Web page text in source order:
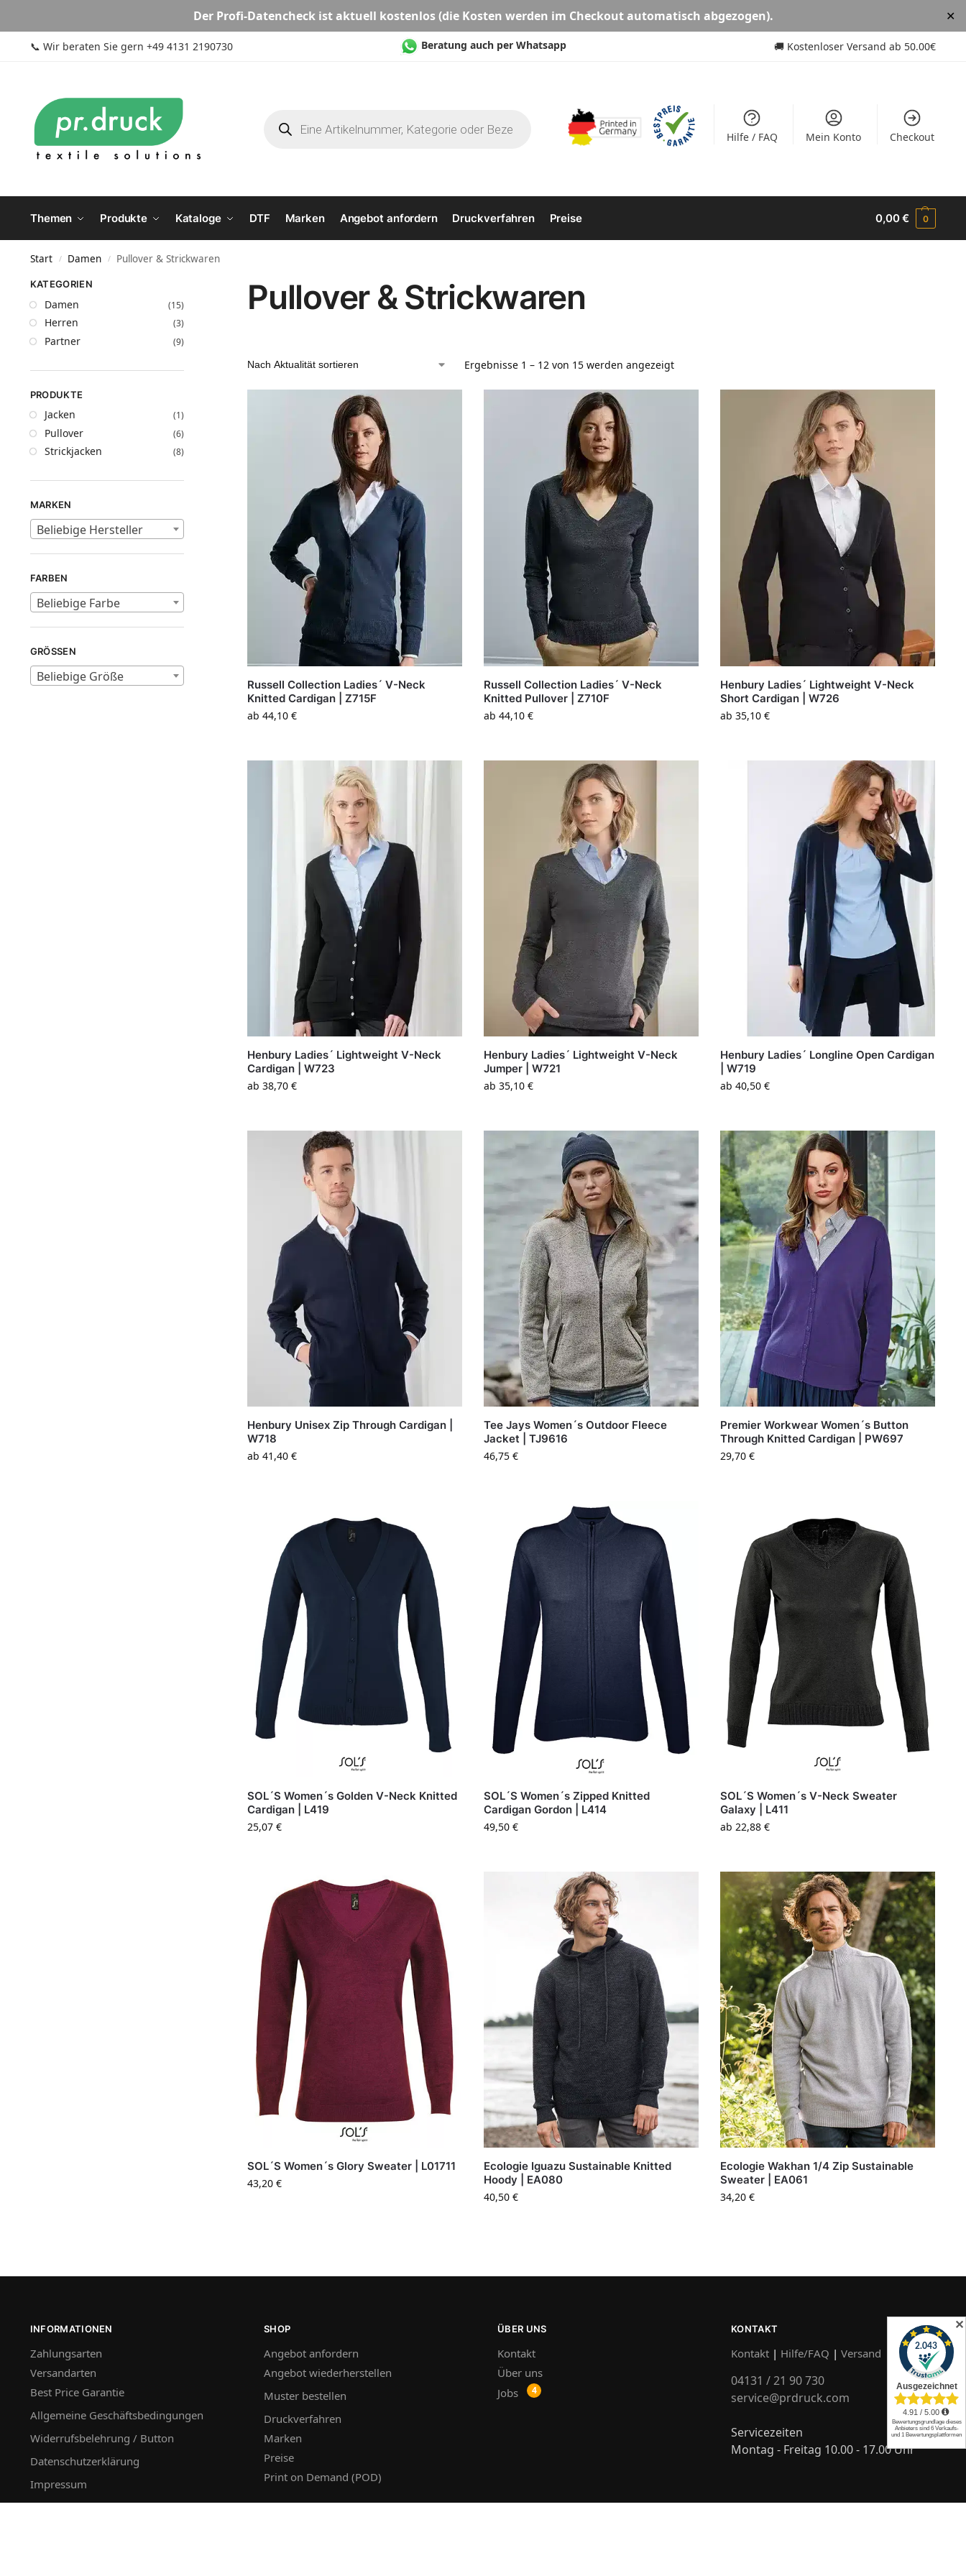
Der Profi-Datencheckist aktuell kostenlos(die Kosten werden im Checkout automatisch abgezogen). ✕
📞 Wir beraten Sie gern +49 4131 2190730 Beratung auch per Whatsapp 🚚 Kostenloser Versand ab 50.00€
Hilfe / FAQ Mein Konto Checkout
Themen Produkte Kataloge DTF Marken Angebot anfordern Druckverfahren Preise 0,00€ 0
Start / Damen / Pullover & Strickwaren
Pullover & Strickwaren
Ergebnisse 1 – 12 von 15 werden angezeigt
Russell Collection Ladies´ V-Neck
Knitted Cardigan | Z715F
ab44,10€
Russell Collection Ladies´ V-Neck
Knitted Pullover | Z710F
ab44,10€
Henbury Ladies´ Lightweight V-Neck
Short Cardigan | W726
ab35,10€
Henbury Ladies´ Lightweight V-Neck
Cardigan | W723
ab38,70€
Henbury Ladies´ Lightweight V-Neck
Jumper | W721
ab35,10€
Henbury Ladies´ Longline Open Cardigan
| W719
ab40,50€
Henbury Unisex Zip Through Cardigan |
W718
ab41,40€
Tee Jays Women´s Outdoor Fleece
Jacket | TJ9616
46,75€
Premier Workwear Women´s Button
Through Knitted Cardigan | PW697
29,70€
SOL´S Women´s Golden V-Neck Knitted
Cardigan | L419
25,07€
SOL´S Women´s Zipped Knitted
Cardigan Gordon | L414
49,50€
SOL´S Women´s V-Neck Sweater
Galaxy | L411
ab 22,88€
SOL´S Women´s Glory Sweater | L01711
43,20€
Ecologie Iguazu Sustainable Knitted
Hoody | EA080
40,50€
Ecologie Wakhan 1/4 Zip Sustainable
Sweater | EA061
34,20€
KATEGORIEN
Damen (15)
Herren (3)
Partner (9)
PRODUKTE
Jacken (1)
Pullover (6)
Strickjacken (8)
MARKEN
Beliebige Hersteller
FARBEN
Beliebige Farbe
GRÖSSEN
Beliebige Größe
INFORMATIONEN
Zahlungsarten
Versandarten
Best Price Garantie
Allgemeine Geschäftsbedingungen
Widerrufsbelehrung / Button
Datenschutzerklärung
Impressum
SHOP
Angebot anfordern
Angebot wiederherstellen
Muster bestellen
Druckverfahren
Marken
Preise
Print on Demand (POD)
ÜBER UNS
Kontakt
Über uns
Jobs
KONTAKT
Kontakt | Hilfe/FAQ |Versand
04131 / 21 90 730
service@prdruck.com
Servicezeiten
Montag - Freitag 10.00 - 17.00 Uhr
✕